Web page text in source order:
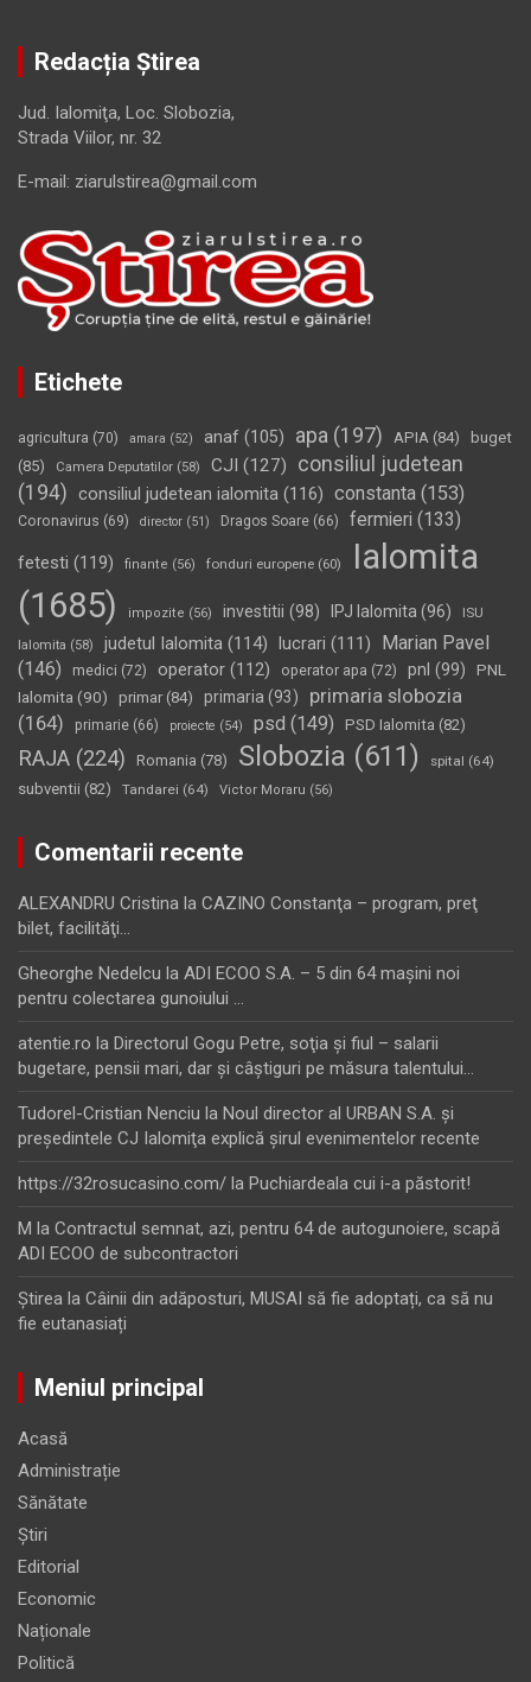
Redacția Știrea
Jud. Ialomiţa, Loc. Slobozia,
Strada Viilor, nr. 32
E-mail: ziarulstirea@gmail.com
Etichete
agricultura (70) amara (52) anaf (105) apa (197) APIA (84)
buget
(85)
Camera Deputatilor (58) CJI (127)
consiliul judetean
(194) consiliul judetean ialomita (116) constanta (153)
Coronavirus (69) director (51) Dragos Soare (66) fermieri (133)
fetesti (119) finante (56) fonduri europene (60)
Ialomita
(1685)
impozite (56) investitii (98) IPJ Ialomita (96) ISU
Ialomita (58) judetul Ialomita (114) lucrari (111)
Marian Pavel
(146)
medici (72) operator (112) operator apa (72) pnl (99)
PNL
Ialomita (90) primar(84) primaria (93)
primaria slobozia
(164)
primarie (66) proiecte (54) psd (149) PSD Ialomita (82)
RAJA (224) Romania (78) Slobozia (611) spital (64)
subventii (82) Tandarei (64) Victor Moraru (56)
Comentarii recente
ALEXANDRU Cristina la CAZINO Constanţa – program, preţ
bilet, facilităţi…
Gheorghe Nedelcu la ADI ECOO S.A. – 5 din 64 maşini noi
pentru colectarea gunoiului …
atentie.ro la Directorul Gogu Petre, soţia şi fiul – salarii
bugetare, pensii mari, dar şi câştiguri pe măsura talentului…
Tudorel-Cristian Nenciu la Noul director al URBAN S.A. şi
preşedintele CJ Ialomiţa explică şirul evenimentelor recente
https://32rosucasino.com/ la Puchiardeala cui i-a păstorit!
M la Contractul semnat, azi, pentru 64 de autogunoiere, scapă
ADI ECOO de subcontractori
Ştirea la Câinii din adăposturi, MUSAI să fie adoptați, ca să nu
fie eutanasiați
Meniul principal
Acasă
Administrație
Sănătate
Știri
Editorial
Economic
Naționale
Politică